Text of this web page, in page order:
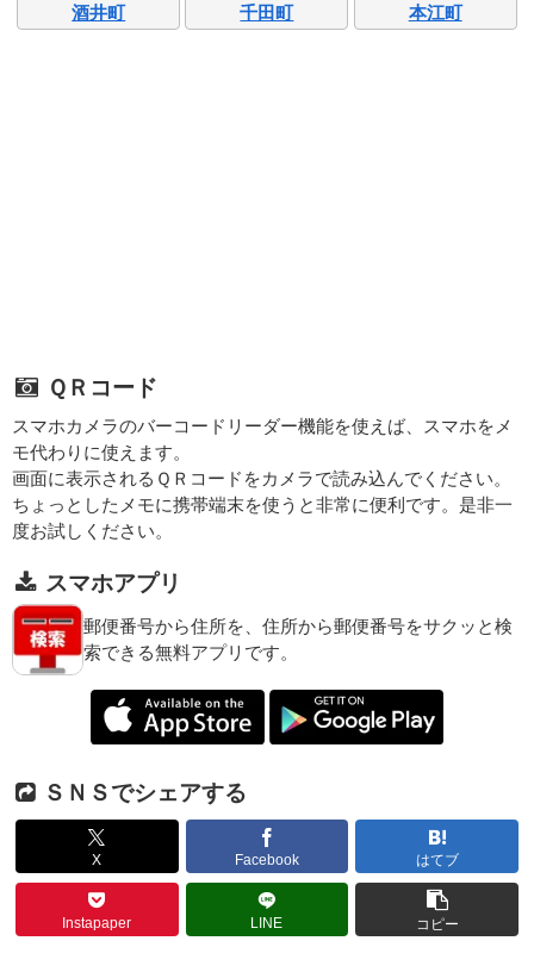
酒井町 千田町 本江町
ＱＲコード
スマホカメラのバーコードリーダー機能を使えば、スマホをメ
モ代わりに使えます。
画面に表示されるＱＲコードをカメラで読み込んでください。
ちょっとしたメモに携帯端末を使うと非常に便利です。是非一
度お試しください。
スマホアプリ
郵便番号から住所を、住所から郵便番号をサクッと検
索できる無料アプリです。
ＳＮＳでシェアする
X Facebook はてブ
Instapaper LINE コピー